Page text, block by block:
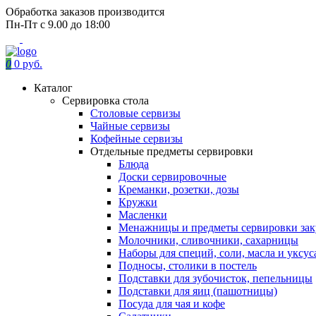
Обработка заказов производится
Пн-Пт с 9.00 до 18:00
0 0 руб.
Каталог
Сервировка стола
Столовые сервизы
Чайные сервизы
Кофейные сервизы
Отдельные предметы сервировки
Блюда
Доски сервировочные
Креманки, розетки, дозы
Кружки
Масленки
Менажницы и предметы сервировки
Молочники, сливочники, сахарницы
Наборы для специй, соли, масла и
Подносы, столики в постель
Подставки для зубочисток, пепельницы
Подставки для яиц (пашотницы)
Посуда для чая и кофе